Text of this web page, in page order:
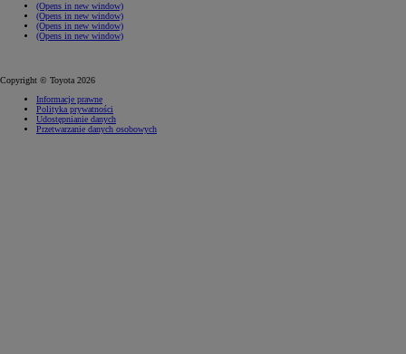
(Opens in new window)
(Opens in new window)
(Opens in new window)
(Opens in new window)
Copyright © Toyota 2026
Informacje prawne
Polityka prywatności
Udostępnianie danych
Przetwarzanie danych osobowych